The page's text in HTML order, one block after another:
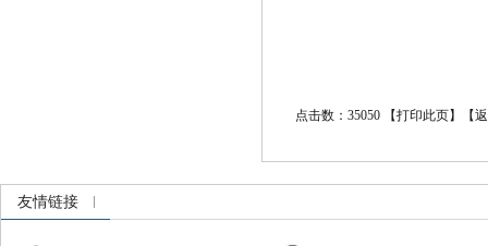
点击数：35050 【打印此页】【
友情链接